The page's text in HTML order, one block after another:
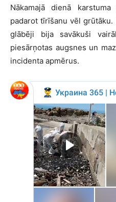
Nākamajā dienā
padarot tīrīšanu vēl
glābēji bija savākuši
piesārņotas augsnes un
incidenta apmērus.